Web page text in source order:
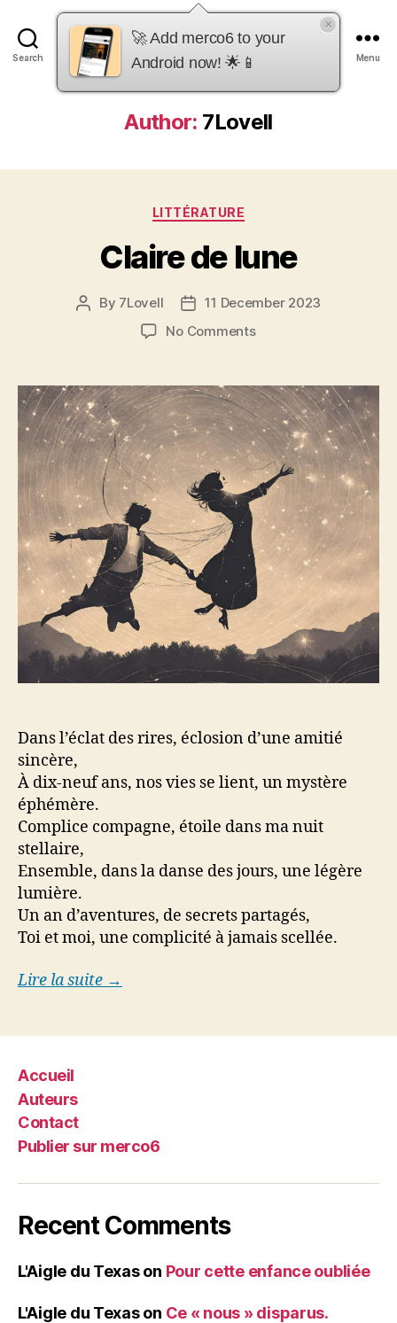
Search
merco6
Menu
Author: 7Lovell
Categories
LITTÉRATURE
Claire de lune
Post
By 7Lovell
Post
date
11 December 2023
No Commentson
lune
Dans l’éclat des rires, éclosion d’une amitié
sincère,
À dix-neuf ans, nos vies se lient, un mystère
éphémère.
Complice compagne, étoile dans ma nuit
stellaire,
Ensemble, dans la danse des jours, une légère
lumière.
Un an d’aventures, de secrets partagés,
Toi et moi, une complicité à jamais scellée.
Lire la suite →
Accueil
Auteurs
Contact
Publier sur merco6
Recent Comments
L'Aigle du Texason Pour cette enfance oubliée
L'Aigle du Texason Ce « nous » disparus.
🚀 Add merco6 to your
Android now! 🌟📱
×